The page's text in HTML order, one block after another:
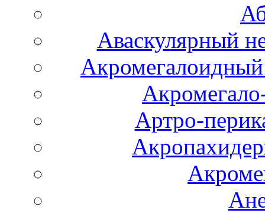
Аваскулярный
Акромегалоидный
Артро-